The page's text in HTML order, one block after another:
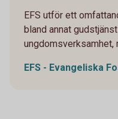
EFS utför ett
bland annat
ungdomsverksamhet,
EFS - Evangeliska